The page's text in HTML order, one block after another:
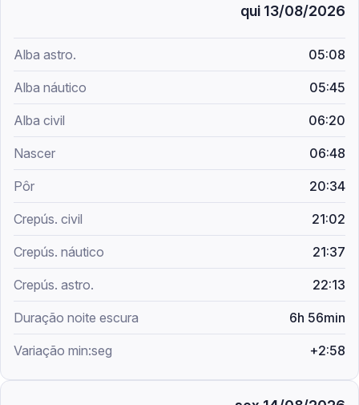
qui 13/08/2026
05:08
05:45
06:20
06:48
20:34
21:02
21:37
22:13
6h 56min
+2:58